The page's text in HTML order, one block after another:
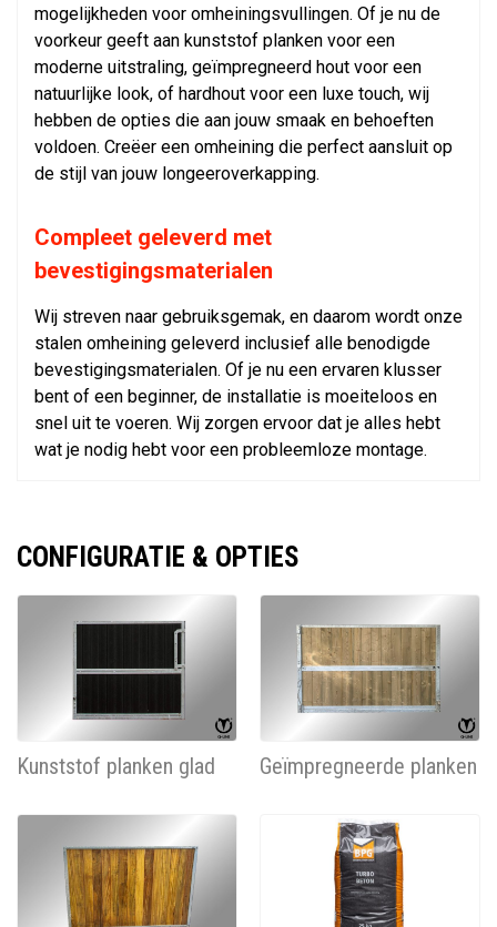
mogelijkheden voor omheiningsvullingen. Of je nu de
voorkeur geeft aan kunststof planken voor een
moderne uitstraling, geïmpregneerd hout voor een
natuurlijke look, of hardhout voor een luxe touch, wij
hebben de opties die aan jouw smaak en behoeften
voldoen. Creëer een omheining die perfect aansluit op
de stijl van jouw longeeroverkapping.
Compleet geleverd met
bevestigingsmaterialen
Wij streven naar gebruiksgemak, en daarom wordt onze
stalen omheining geleverd inclusief alle benodigde
bevestigingsmaterialen. Of je nu een ervaren klusser
bent of een beginner, de installatie is moeiteloos en
snel uit te voeren. Wij zorgen ervoor dat je alles hebt
wat je nodig hebt voor een probleemloze montage.
CONFIGURATIE & OPTIES
Kunststof planken glad Geïmpregneerde planken